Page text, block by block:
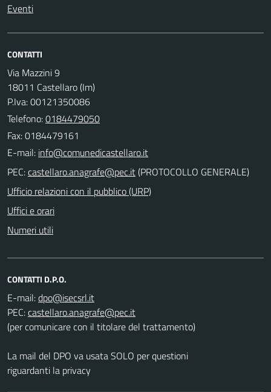
Eventi
CONTATTI
Via Mazzini 9
18011 Castellaro (Im)
P.Iva: 00121350086
Telefono:0184479050
Fax: 0184479161
E-mail:
PEC:
(PROTOCOLLO GENERALE)
Ufficio relazioni con il pubblico (URP)
Uffici e orari
Numeri utili
CONTATTI D.P.O.
E-mail:
PEC:
(per comunicare con il titolare del trattamento)
La mail del DPO va usata SOLO per questioni
riguardanti la privacy